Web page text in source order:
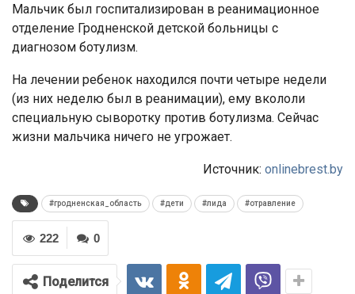
Мальчик был госпитализирован в реанимационное
отделение Гродненской детской больницы с
диагнозом ботулизм.
На лечении ребенок находился почти четыре недели
(из них неделю был в реанимации), ему вкололи
специальную сыворотку против ботулизма. Сейчас
жизни мальчика ничего не угрожает.
Источник: onlinebrest.by
#гродненская_область #дети #лида #отравление
0
222
Поделится